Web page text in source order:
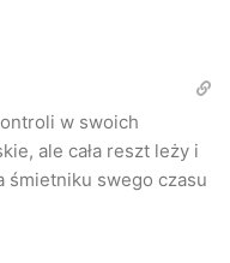
w swoich
ale cała reszt leży i
śmietniku swego czasu